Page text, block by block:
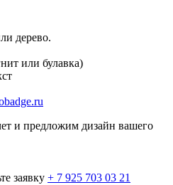
дерево.
или булавка)
и предложим дизайн вашего
заявку + 7 925 703 03 21